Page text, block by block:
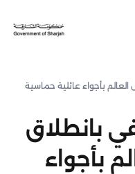
بأجواء عائلية حماسية
بانطلاق
بأجواء